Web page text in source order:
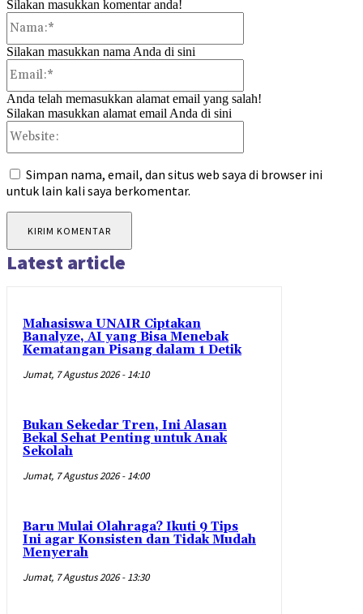
Silakan masukkan komentar anda!
Silakan masukkan nama Anda di sini
Anda telah memasukkan alamat email yang salah!
Silakan masukkan alamat email Anda di sini
Simpan nama, email, dan situs web saya di browser ini
untuk lain kali saya berkomentar.
Latest article
Mahasiswa UNAIR Ciptakan
Banalyze, AI yang Bisa Menebak
Kematangan Pisang dalam 1 Detik
Jumat, 7 Agustus 2026 - 14:10
Bukan Sekedar Tren, Ini Alasan
Bekal Sehat Penting untuk Anak
Sekolah
Jumat, 7 Agustus 2026 - 14:00
Baru Mulai Olahraga? Ikuti 9 Tips
Ini agar Konsisten dan Tidak Mudah
Menyerah
Jumat, 7 Agustus 2026 - 13:30